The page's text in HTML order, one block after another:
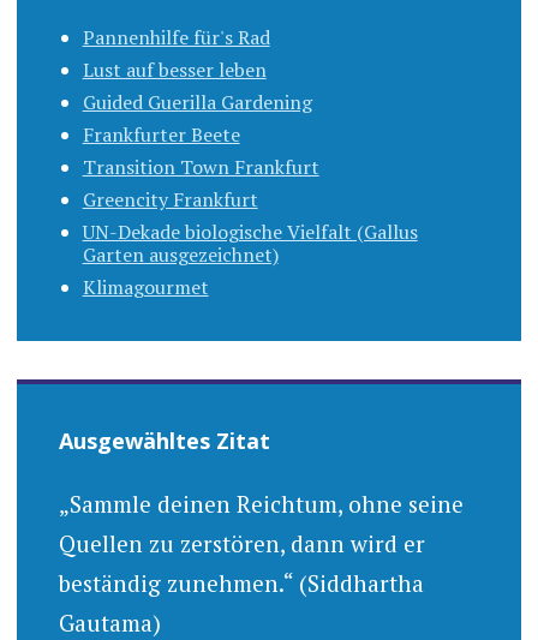
Pannenhilfe für's Rad
Lust auf besser leben
Guided Guerilla Gardening
Frankfurter Beete
Transition Town Frankfurt
Greencity Frankfurt
UN-Dekade biologische Vielfalt (Gallus
Garten ausgezeichnet)
Klimagourmet
Ausgewähltes Zitat
„Sammle deinen Reichtum, ohne seine
Quellen zu zerstören, dann wird er
beständig zunehmen.“ (Siddhartha
Gautama)